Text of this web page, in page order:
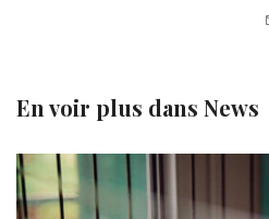
En voir plus dans News